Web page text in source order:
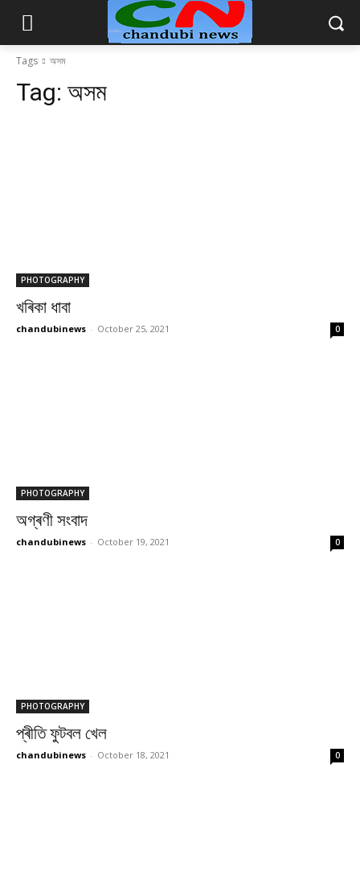
Tags অসম
Tag: অসম
PHOTOGRAPHY
খৰিকা ধাবা
chandubinews - October 25, 2021 0
PHOTOGRAPHY
অগ্ৰণী সংবাদ
chandubinews - October 19, 2021 0
PHOTOGRAPHY
প্ৰীতি ফুটবল খেল
chandubinews - October 18, 2021 0